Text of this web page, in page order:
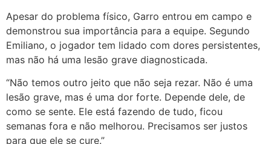
Apesar do problema físico, Garro entrou em campo e
demonstrou sua importância para a equipe. Segundo
Emiliano, o jogador tem lidado com dores persistentes,
mas não há uma lesão grave diagnosticada.
“Não temos outro jeito que não seja rezar. Não é uma
lesão grave, mas é uma dor forte. Depende dele, de
como se sente. Ele está fazendo de tudo, ficou
semanas fora e não melhorou. Precisamos ser justos
para que ele se cure.”